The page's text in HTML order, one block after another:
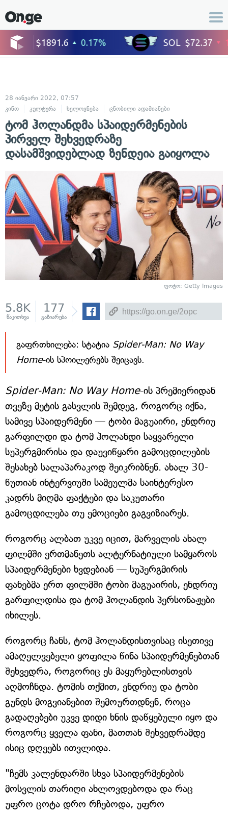
28 იანვარი 2022, 07:57
კინო
კულტურა ხელოვნება ცნობილი ადამიანები
ტომ ჰოლანდმა სპაიდერმენების
პირველ შეხვედრაზე
დასამშვიდებლად ზენდეია გაიყოლა
ფოტო: Getty Images
5.8K
წაკითხვა
177
გაზიარება
გაფრთხილება: სტატია Spider-Man: No Way
Home-ის სპოილერებს შეიცავს.
Spider-Man: No Way Home-ის პრემიერიდან
თვეზე მეტის გასვლის შემდეგ, როგორც იქნა,
სამივე სპაიდერმენი — ტობი მაგუაირი, ენდრიუ
გარფილდი და ტომ ჰოლანდი საყვარელი
სუპერგმირისა და დაუვიწყარი გამოცდილების
შესახებ სალაპარაკოდ შეიკრიბნენ. ახალ 30-
წუთიან ინტერვიუში სამეულმა საინტერესო
კადრს მიღმა ფაქტები და საკუთარი
გამოცდილება თუ ემოციები გაგვიზიარეს.
როგორც ალბათ უკვე იცით, მარველის ახალ
ფილმში ერთმანეთს ალტერნატიული სამყაროს
სპაიდერმენები ხვდებიან — სუპერგმირის
ფანებმა ერთ ფილმში ტობი მაგუაირის, ენდრიუ
გარფილდისა და ტომ ჰოლანდის პერსონაჟები
იხილეს.
როგორც ჩანს, ტომ ჰოლანდისთვისაც ისეთივე
ამაღელვებელი ყოფილა წინა სპაიდერმენებთან
შეხვედრა, როგორიც ეს მაყურებლისთვის
აღმოჩნდა. ტომის თქმით, ენდრიუ და ტობი
გუნდს მოგვიანებით შემოურთდნენ, როცა
გადაღებები უკვე დიდი ხნის დაწყებული იყო და
როგორც ყველა ფანი, მათთან შეხვედრამდე
ისიც დღეებს ითვლიდა.
"ჩემს კალენდარში სხვა სპაიდერმენების
მოსვლის თარიღი ახლოვდებოდა და რაც
უფრო ცოტა დრო რჩებოდა, უფრო